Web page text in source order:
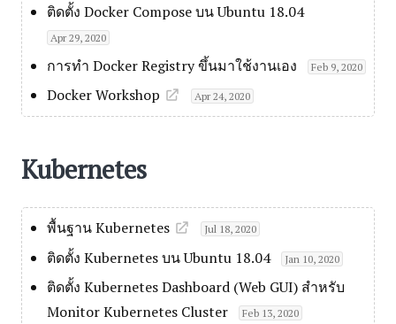
ติดตั้ง Docker Compose บน Ubuntu 18.04
Apr 29, 2020
การทำ Docker Registry ขึ้นมาใช้งานเอง Feb 9, 2020
Docker Workshop Apr 24, 2020
Kubernetes
พื้นฐาน Kubernetes Jul 18, 2020
ติดตั้ง Kubernetes บน Ubuntu 18.04 Jan 10, 2020
ติดตั้ง Kubernetes Dashboard (Web GUI) สำหรับ
Monitor Kubernetes Cluster
Feb 13, 2020